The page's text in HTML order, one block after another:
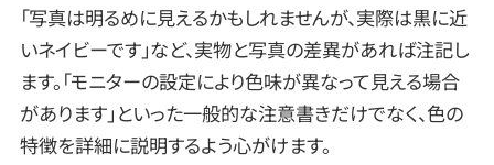
「写真は明るめに見えるかもしれませんが、実際は黒に近
いネイビーです」など、実物と写真の差異があれば注記し
ます。「モニターの設定により色味が異なって見える場合
があります」といった一般的な注意書きだけでなく、色の
特徴を詳細に説明するよう心がけます。